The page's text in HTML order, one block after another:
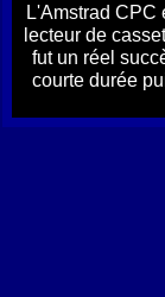
L'Amstrad CPC
lecteur de
fut un réel
courte durée